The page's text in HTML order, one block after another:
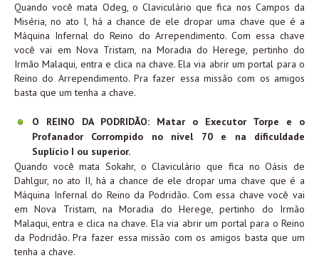
Quando você mata Odeg, o Claviculário que fica nos Campos da
Miséria, no ato I, há a chance de ele dropar uma chave que é a
Máquina Infernal do Reino do Arrependimento. Com essa chave
você vai em Nova Tristam, na Moradia do Herege, pertinho do
Irmão Malaqui, entra e clica na chave. Ela via abrir um portal para o
Reino do Arrependimento. Pra fazer essa missão com os amigos
basta que um tenha a chave.
O REINO DA PODRIDÃO: Matar o Executor Torpe e o
Profanador Corrompido no nível 70 e na dificuldade
Suplício I ou superior.
Quando você mata Sokahr, o Claviculário que fica no Oásis de
Dahlgur, no ato II, há a chance de ele dropar uma chave que é a
Máquina Infernal do Reino da Podridão. Com essa chave você vai
em Nova Tristam, na Moradia do Herege, pertinho do Irmão
Malaqui, entra e clica na chave. Ela via abrir um portal para o Reino
da Podridão. Pra fazer essa missão com os amigos basta que um
tenha a chave.